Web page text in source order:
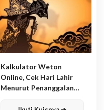
Kalkulator Weton
Online, Cek Hari Lahir
Menurut Penanggalan